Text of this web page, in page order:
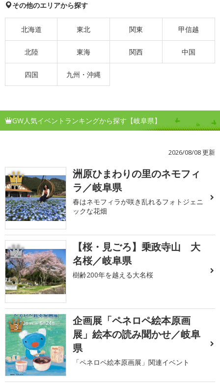
その他のエリアから探す
北海道 東北 関東 甲信越
北陸 東海 関西 中国
四国 九州・沖縄
GW人気イベントランキングから探す【岐阜県】
2026/08/08 更新
1
洲原ひまわりの里のネモフィ
ラ／岐阜県
春はネモフィラが咲き乱れるフォトジェニ
ックな花畑
2
【桜・見ごろ】乗政寺山 大
名桜／岐阜県
樹齢200年を越える大名桜
3
企画展「ペネロペ絵本原画
展」絵本の読み聞かせ／岐阜
県
「ペネロペ絵本原画展」関連イベント